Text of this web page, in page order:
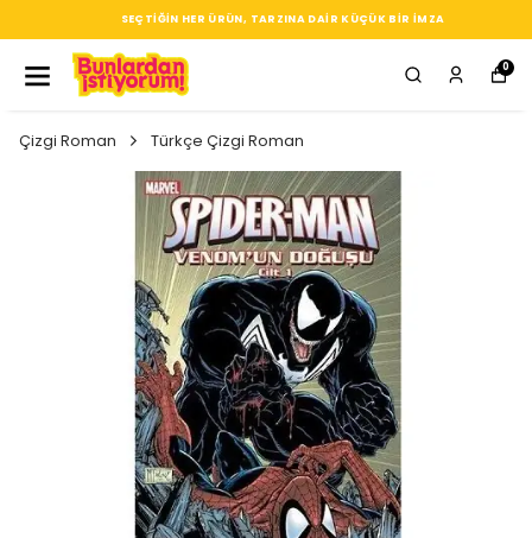
SEÇTIĞIN HER ÜRÜN, TARZINA DAIR KÜÇÜK BIR IMZA
0
Çizgi Roman Türkçe Çizgi Roman